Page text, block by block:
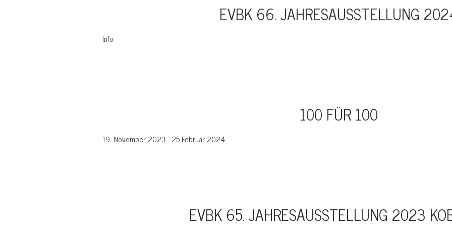
EVBK 66. JAHRESAUSSTELLUNG
Info
100 FÜR 100
19. November 2023 - 25 Februar 2024
EVBK 65. JAHRESAUSSTELLUNG 2023